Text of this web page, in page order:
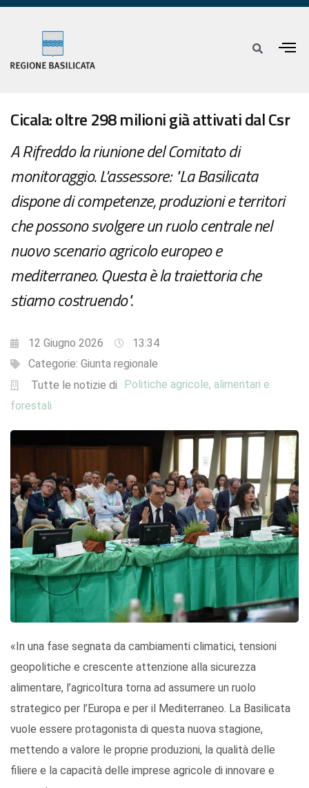
Cicala: oltre 298 milioni già attivati dal Csr
A Rifreddo la riunione del Comitato di
monitoraggio. L'assessore: "La Basilicata
dispone di competenze, produzioni e territori
che possono svolgere un ruolo centrale nel
nuovo scenario agricolo europeo e
mediterraneo. Questa è la traiettoria che
stiamo costruendo".
12 Giugno 2026
13:34
Categorie: Giunta regionale
Tutte le notizie di
Politiche agricole, alimentari e
forestali
«In una fase segnata da cambiamenti climatici, tensioni
geopolitiche e crescente attenzione alla sicurezza
alimentare, l’agricoltura torna ad assumere un ruolo
strategico per l’Europa e per il Mediterraneo. La Basilicata
vuole essere protagonista di questa nuova stagione,
mettendo a valore le proprie produzioni, la qualità delle
filiere e la capacità delle imprese agricole di innovare e